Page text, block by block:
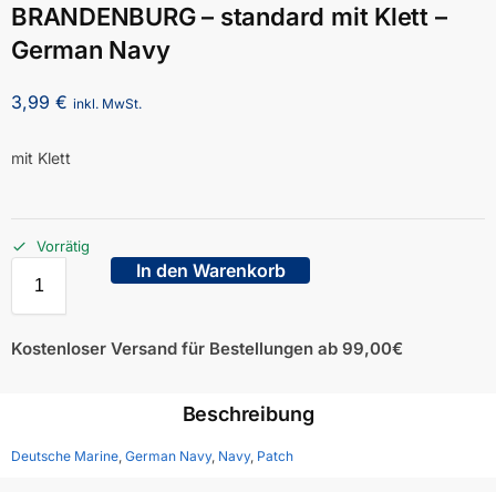
BRANDENBURG – standard mit Klett –
German Navy
3,99 € inkl. MwSt.
mit Klett
Vorrätig
In den Warenkorb
Kostenloser Versand für Bestellungen ab 99,00€
Beschreibung
Deutsche Marine, German Navy, Navy, Patch